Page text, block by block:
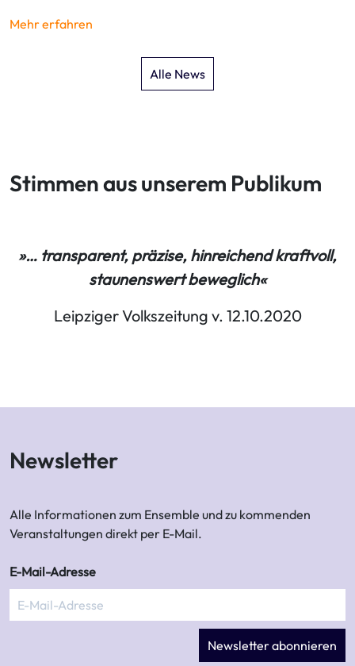
Mehr erfahren
Alle News
Stimmen aus unserem Publikum
»… transparent, präzise, hinreichend kraftvoll,
staunenswert beweglich«
Leipziger Volkszeitung v. 12.10.2020
Newsletter
Alle Informationen zum Ensemble und zu kommenden
Veranstaltungen direkt per E-Mail.
E-Mail-Adresse
Newsletter abonnieren